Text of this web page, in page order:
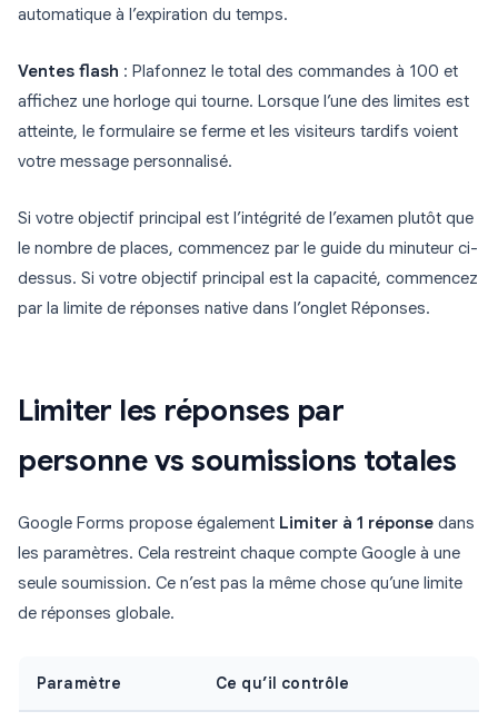
automatique à l’expiration du temps.
Ventes flash : Plafonnez le total des commandes à 100 et
affichez une horloge qui tourne. Lorsque l’une des limites est
atteinte, le formulaire se ferme et les visiteurs tardifs voient
votre message personnalisé.
Si votre objectif principal est l’intégrité de l’examen plutôt que
le nombre de places, commencez par le guide du minuteur ci-
dessus. Si votre objectif principal est la capacité, commencez
par la limite de réponses native dans l’onglet Réponses.
Limiter les réponses par
personne vs soumissions totales
Google Forms propose également Limiter à 1 réponse dans
les paramètres. Cela restreint chaque compte Google à une
seule soumission. Ce n’est pas la même chose qu’une limite
de réponses globale.
Paramètre Ce qu’il contrôle